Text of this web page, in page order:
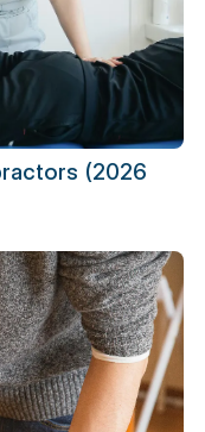
(2026